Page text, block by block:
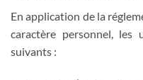
En application de la
caractère personnel, les
suivants :